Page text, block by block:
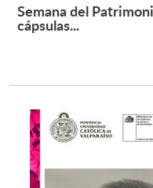
Semana del
cápsulas...